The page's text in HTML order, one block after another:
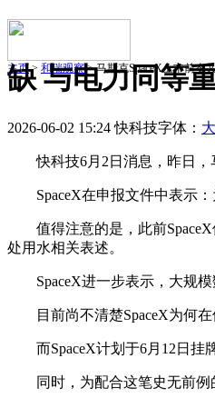
主页> 和瑞观察 > 马斯克SpaceX上市前夕
缺 与电力同等
2026-06-02 15:24 快科技字体： 大
快科技6月2日消息，昨日，
SpaceX在申报文件中表示：
值得注意的是，此前SpaceX
处用水相关表述。
SpaceX进一步表示，大规模
目前尚不清楚SpaceX为何在
而SpaceX计划于6月12日挂牌
同时，为配合这笔史无前例的